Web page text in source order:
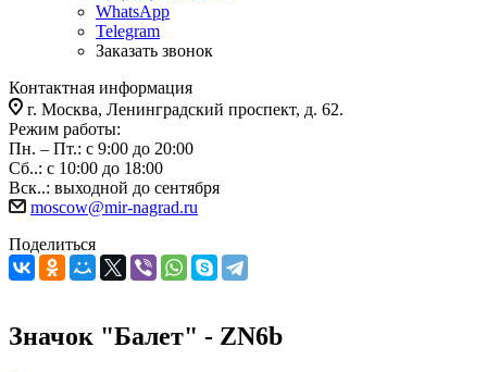
WhatsApp
Telegram
Заказать звонок
Контактная информация
г. Москва, Ленинградский проспект, д. 62.
Режим работы:
Пн. – Пт.: с 9:00 до 20:00
Сб..: с 10:00 до 18:00
Вск..: выходной до сентября
moscow@mir-nagrad.ru
Поделиться
Значок "Балет" - ZN6b